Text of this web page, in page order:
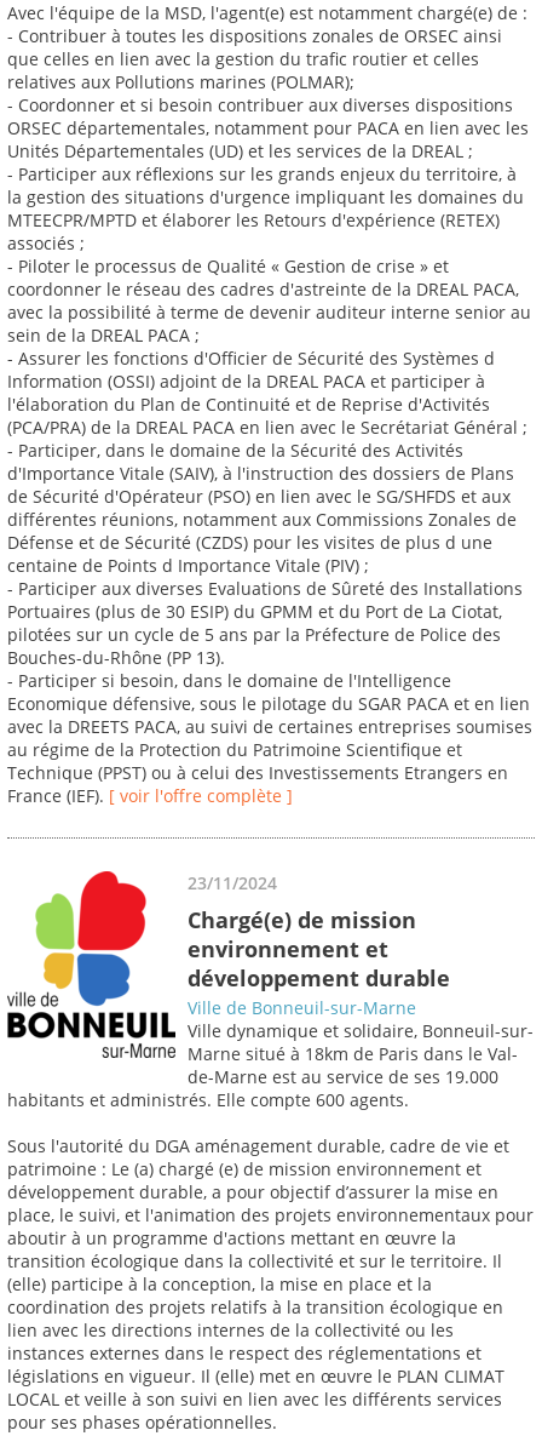
Avec l'équipe de la MSD, l'agent(e) est notamment chargé(e) de :
- Contribuer à toutes les dispositions zonales de ORSEC ainsi
que celles en lien avec la gestion du trafic routier et celles
relatives aux Pollutions marines (POLMAR);
- Coordonner et si besoin contribuer aux diverses dispositions
ORSEC départementales, notamment pour PACA en lien avec les
Unités Départementales (UD) et les services de la DREAL ;
- Participer aux réflexions sur les grands enjeux du territoire, à
la gestion des situations d'urgence impliquant les domaines du
MTEECPR/MPTD et élaborer les Retours d'expérience (RETEX)
associés ;
- Piloter le processus de Qualité « Gestion de crise » et
coordonner le réseau des cadres d'astreinte de la DREAL PACA,
avec la possibilité à terme de devenir auditeur interne senior au
sein de la DREAL PACA ;
- Assurer les fonctions d'Officier de Sécurité des Systèmes d
Information (OSSI) adjoint de la DREAL PACA et participer à
l'élaboration du Plan de Continuité et de Reprise d'Activités
(PCA/PRA) de la DREAL PACA en lien avec le Secrétariat Général ;
- Participer, dans le domaine de la Sécurité des Activités
d'Importance Vitale (SAIV), à l'instruction des dossiers de Plans
de Sécurité d'Opérateur (PSO) en lien avec le SG/SHFDS et aux
différentes réunions, notamment aux Commissions Zonales de
Défense et de Sécurité (CZDS) pour les visites de plus d une
centaine de Points d Importance Vitale (PIV) ;
- Participer aux diverses Evaluations de Sûreté des Installations
Portuaires (plus de 30 ESIP) du GPMM et du Port de La Ciotat,
pilotées sur un cycle de 5 ans par la Préfecture de Police des
Bouches-du-Rhône (PP 13).
- Participer si besoin, dans le domaine de l'Intelligence
Economique défensive, sous le pilotage du SGAR PACA et en lien
avec la DREETS PACA, au suivi de certaines entreprises soumises
au régime de la Protection du Patrimoine Scientifique et
Technique (PPST) ou à celui des Investissements Etrangers en
France (IEF). [ voir l'offre complète ]
23/11/2024
Chargé(e) de mission
environnement et
développement durable
Ville de Bonneuil-sur-Marne
Ville dynamique et solidaire, Bonneuil-sur-
Marne situé à 18km de Paris dans le Val-
de-Marne est au service de ses 19.000
habitants et administrés. Elle compte 600 agents.
Sous l'autorité du DGA aménagement durable, cadre de vie et
patrimoine : Le (a) chargé (e) de mission environnement et
développement durable, a pour objectif d’assurer la mise en
place, le suivi, et l'animation des projets environnementaux pour
aboutir à un programme d'actions mettant en œuvre la
transition écologique dans la collectivité et sur le territoire. Il
(elle) participe à la conception, la mise en place et la
coordination des projets relatifs à la transition écologique en
lien avec les directions internes de la collectivité ou les
instances externes dans le respect des réglementations et
législations en vigueur. Il (elle) met en œuvre le PLAN CLIMAT
LOCAL et veille à son suivi en lien avec les différents services
pour ses phases opérationnelles.